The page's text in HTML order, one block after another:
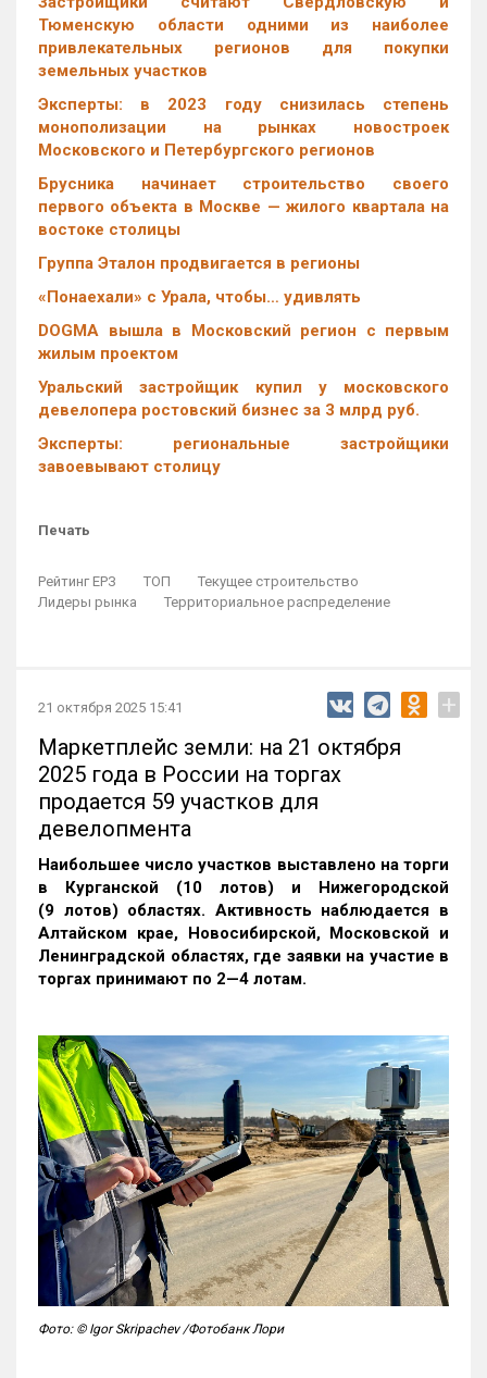
Тюменскую области одними из наиболее
привлекательных регионов для покупки
земельных участков
Эксперты: в 2023 году снизилась степень
монополизации на рынках новостроек
Московского и Петербургского регионов
Брусника начинает строительство своего
первого объекта в Москве — жилого квартала на
востоке столицы
Группа Эталон продвигается в регионы
«Понаехали» с Урала, чтобы… удивлять
DOGMA вышла в Московский регион с первым
жилым проектом
Уральский застройщик купил у московского
девелопера ростовский бизнес за 3 млрд руб.
Эксперты: региональные застройщики
завоевывают столицу
Печать
Рейтинг ЕРЗ ТОП
Текущее строительство
Лидеры рынка
Территориальное распределение
21 октября 2025 15:41 +
Маркетплейс земли: на 21 октября
2025 года в России на торгах
продается 59 участков для
девелопмента
Наибольшее число участков выставлено на торги
в Курганской (10 лотов) и Нижегородской
(9 лотов) областях. Активность наблюдается в
Алтайском крае, Новосибирской, Московской и
Ленинградской областях, где заявки на участие в
торгах принимают по 2—4 лотам.
Фото: © Igor Skripachev /Фотобанк Лори